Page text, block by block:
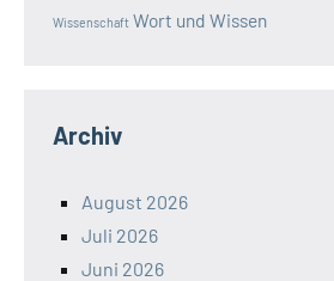
Wissenschaft Wort und Wissen
Archiv
August 2026
Juli 2026
Juni 2026